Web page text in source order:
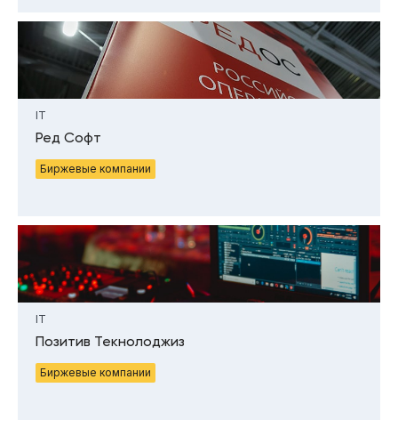
IT
Ред Софт
Биржевые компании
IT
Позитив Текнолоджиз
Биржевые компании